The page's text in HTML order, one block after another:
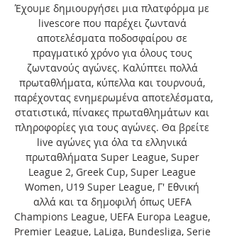
Έχουμε δημιουργήσει μια πλατφόρμα με
livescore που παρέχει ζωντανά
αποτελέσματα ποδοσφαίρου σε
πραγματικό χρόνο για όλους τους
ζωντανούς αγώνες. Καλύπτει πολλά
πρωταθλήματα, κύπελλα και τουρνουά,
παρέχοντας ενημερωμένα αποτελέσματα,
στατιστικά, πίνακες πρωταθλημάτων και
πληροφορίες για τους αγώνες. Θα βρείτε
live αγώνες για όλα τα ελληνικά
πρωταθλήματα Super League, Super
League 2, Greek Cup, Super League
Women, U19 Super League, Γ' Εθνική
αλλά και τα δημοφιλή όπως UEFA
Champions League, UEFA Europa League,
Premier League, LaLiga, Bundesliga, Serie